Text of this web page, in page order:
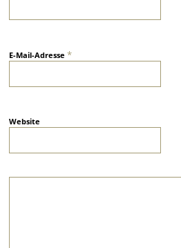
E-Mail-Adresse*
Website